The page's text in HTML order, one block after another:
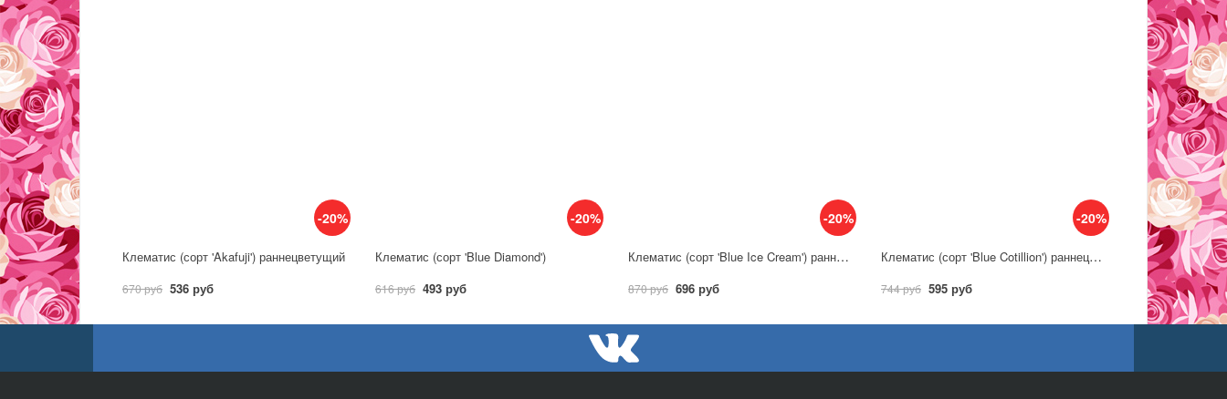
-20%
Клематис (сорт 'Akafuji') раннецветущий
670 руб 536 руб
-20%
Клематис (сорт 'Blue Diamond')
616 руб 493 руб
-20%
Клематис (сорт 'Blue Ice Cream') раннецветущий
870 руб 696 руб
-20%
Клематис (сорт 'Blue Cotillion') раннецветущий
744 руб 595 руб